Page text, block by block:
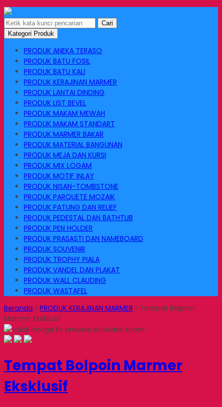
Cari
Kategori Produk
PRODUK ANEKA TERASO
PRODUK BATU FOSIL
PRODUK BATU KALI
PRODUK KERAJINAN MARMER
PRODUK LANTAI DINDING
PRODUK LIST BEVEL
PRODUK MAKAM MEWAH
PRODUK MAKAM STANDART
PRODUK MARMER BAKAR
PRODUK MATERIAL BANGUNAN
PRODUK MEJA DAN KURSI
PRODUK MIX LOGAM
PRODUK MOTIF INLAY
PRODUK NISAN-TOMBSTONE
PRODUK PARQUETE MOZAIK
PRODUK PATUNG DAN RELIEF
PRODUK PEDESTAL DAN BATHTUB
PRODUK PEN HOLDER
PRODUK PRASASTI DAN NAMEBOARD
PRODUK SOUVENIR
PRODUK TROPHY PIALA
PRODUK VANDEL DAN PLAKAT
PRODUK WALL CLAUDING
PRODUK WASTAFEL
Beranda » PRODUK KERAJINAN MARMER » Tempat Bolpoin
Marmer Eksklusif
click image to preview activate zoom
Tempat Bolpoin Marmer
Eksklusif